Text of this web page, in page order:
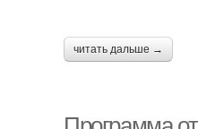
читать дальше →